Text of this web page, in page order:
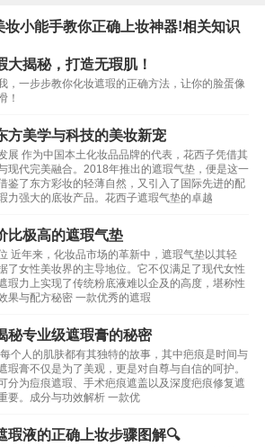
妆小能手教你正确上妆神器!相关知识
大揭秘，打造无瑕肌！
，一步步教你化妆遮瑕的正确方法，让你的脸蛋像
！
方美学与科技的美妆新宠
展 作为中国本土化妆品品牌的代表，花西子凭借其
现代完美融合。2018年推出的遮瑕气垫，便是这一
鉴了东方彩妆的轻薄自然，又引入了国际先进的配
力强大的底妆产品。花西子遮瑕气垫的卓越
比极高的遮瑕气垫
近年来，化妆品市场的革新中，遮瑕气垫以其轻
了女性美妆界的主导地位。它不仅满足了现代女性
瑕力上实现了传统粉底液难以企及的高度，堪称性
果与配方秘密 一款优秀的遮瑕
秘专业级遮瑕膏的秘密
个人的肌肤都有其独特的故事，其中疤痕是时间与
瑕膏不仅是为了美观，更是对自尊与自信的呵护。
分为痘痕遮瑕、手术疤痕遮盖以及深度疤痕修复遮
要。成分与功效解析 一款优
瑕液的正确上妆步骤图解🔍